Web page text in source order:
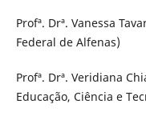
Profª. Drª. Vanessa
Federal de Alfenas)
Profª. Drª. Veridiana
Educação, Ciência e